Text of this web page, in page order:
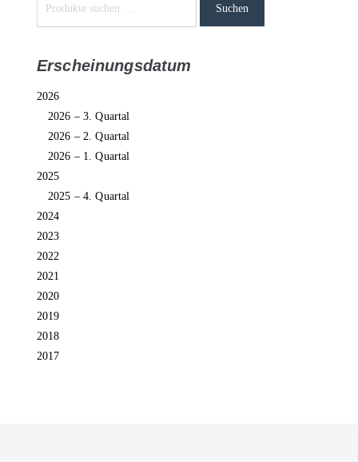
Suchen
Erscheinungsdatum
2026
2026 – 3. Quartal
2026 – 2. Quartal
2026 – 1. Quartal
2025
2025 – 4. Quartal
2024
2023
2022
2021
2020
2019
2018
2017